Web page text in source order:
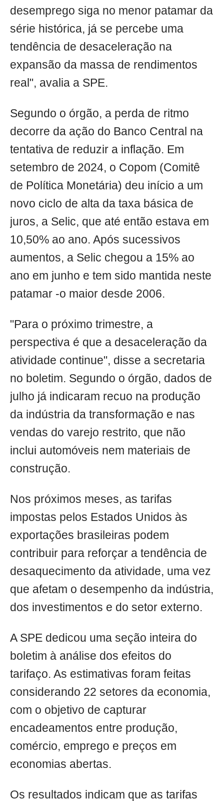
desemprego siga no menor patamar da
série histórica, já se percebe uma
tendência de desaceleração na
expansão da massa de rendimentos
real", avalia a SPE.
Segundo o órgão, a perda de ritmo
decorre da ação do Banco Central na
tentativa de reduzir a inflação. Em
setembro de 2024, o Copom (Comitê
de Política Monetária) deu início a um
novo ciclo de alta da taxa básica de
juros, a Selic, que até então estava em
10,50% ao ano. Após sucessivos
aumentos, a Selic chegou a 15% ao
ano em junho e tem sido mantida neste
patamar -o maior desde 2006.
"Para o próximo trimestre, a
perspectiva é que a desaceleração da
atividade continue", disse a secretaria
no boletim. Segundo o órgão, dados de
julho já indicaram recuo na produção
da indústria da transformação e nas
vendas do varejo restrito, que não
inclui automóveis nem materiais de
construção.
Nos próximos meses, as tarifas
impostas pelos Estados Unidos às
exportações brasileiras podem
contribuir para reforçar a tendência de
desaquecimento da atividade, uma vez
que afetam o desempenho da indústria,
dos investimentos e do setor externo.
A SPE dedicou uma seção inteira do
boletim à análise dos efeitos do
tarifaço. As estimativas foram feitas
considerando 22 setores da economia,
com o objetivo de capturar
encadeamentos entre produção,
comércio, emprego e preços em
economias abertas.
Os resultados indicam que as tarifas